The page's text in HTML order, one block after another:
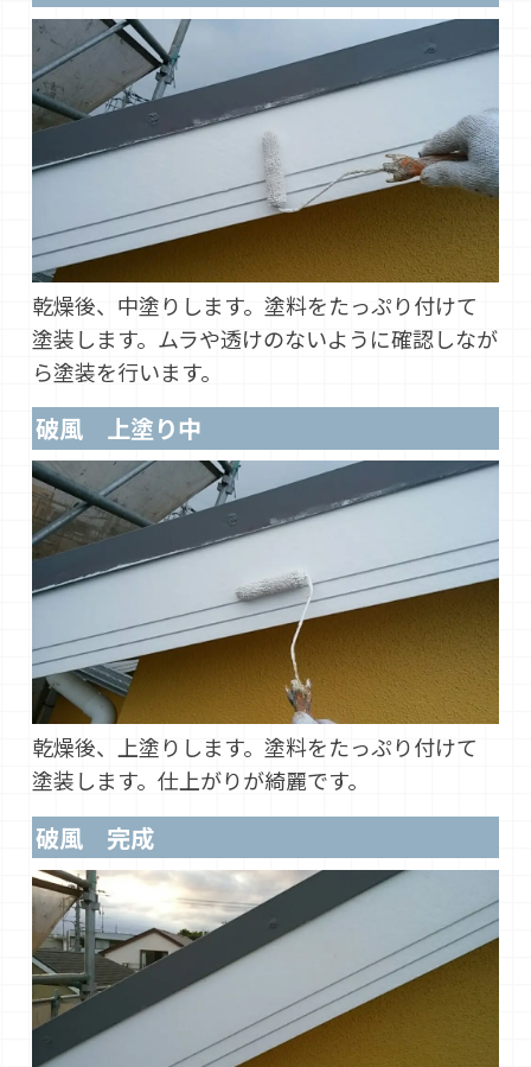
乾燥後、中塗りします。塗料をたっぷり付けて
塗装します。ムラや透けのないように確認しなが
ら塗装を行います。
破風 上塗り中
乾燥後、上塗りします。塗料をたっぷり付けて
塗装します。仕上がりが綺麗です。
破風 完成